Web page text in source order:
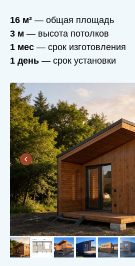
16 м² — общая площадь
3 м — высота потолков
1 мес — срок изготовления
1 день — срок установки